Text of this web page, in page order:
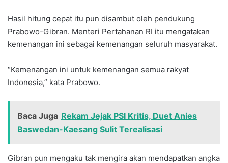
Hasil hitung cepat itu pun disambut oleh pendukung
Prabowo-Gibran. Menteri Pertahanan RI itu mengatakan
kemenangan ini sebagai kemenangan seluruh masyarakat.
“Kemenangan ini untuk kemenangan semua rakyat
Indonesia,” kata Prabowo.
Baca Juga Rekam Jejak PSI Kritis, Duet Anies
Baswedan-Kaesang Sulit Terealisasi
Gibran pun mengaku tak mengira akan mendapatkan angka